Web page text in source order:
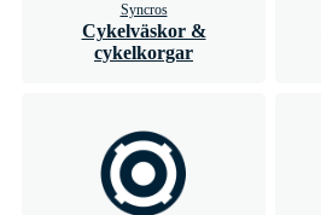
Syncros
Cykelväskor &
cykelkorgar